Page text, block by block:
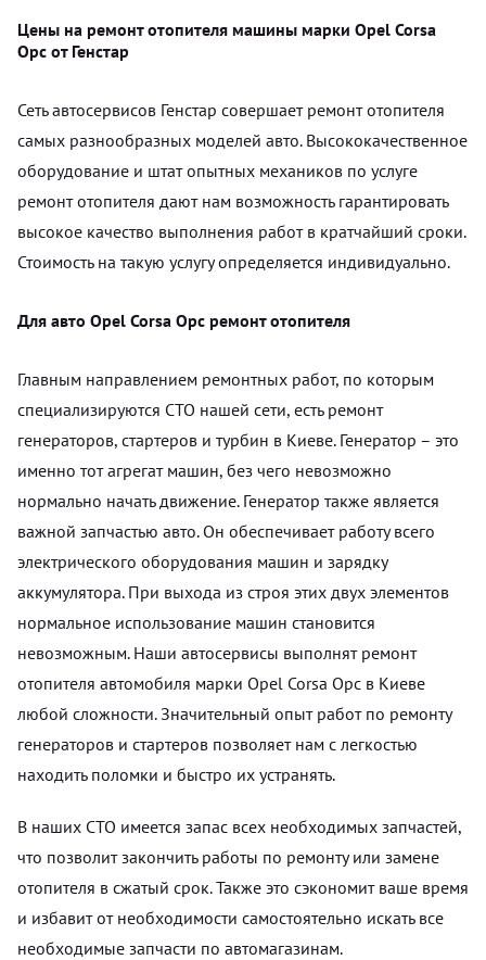
Цены на ремонт отопителя машины марки Opel Corsa
Opc от Генстар
Сеть автосервисов Генстар совершает ремонт отопителя
самых разнообразных моделей авто. Высококачественное
оборудование и штат опытных механиков по услуге
ремонт отопителя дают нам возможность гарантировать
высокое качество выполнения работ в кратчайший сроки.
Стоимость на такую услугу определяется индивидуально.
Для авто Opel Corsa Opc ремонт отопителя
Главным направлением ремонтных работ, по которым
специализируются СТО нашей сети, есть ремонт
генераторов, стартеров и турбин в Киеве. Генератор – это
именно тот агрегат машин, без чего невозможно
нормально начать движение. Генератор также является
важной запчастью авто. Он обеспечивает работу всего
электрического оборудования машин и зарядку
аккумулятора. При выхода из строя этих двух элементов
нормальное использование машин становится
невозможным. Наши автосервисы выполнят ремонт
отопителя автомобиля марки Opel Corsa Opc в Киеве
любой сложности. Значительный опыт работ по ремонту
генераторов и стартеров позволяет нам с легкостью
находить поломки и быстро их устранять.
В наших СТО имеется запас всех необходимых запчастей,
что позволит закончить работы по ремонту или замене
отопителя в сжатый срок. Также это сэкономит ваше время
и избавит от необходимости самостоятельно искать все
необходимые запчасти по автомагазинам.